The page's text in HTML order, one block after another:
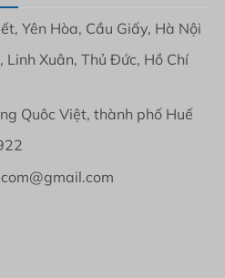
Yên Hòa, Cầu Giấy, Hà Nội
Xuân, Thủ Đức, Hồ Chí
Quôc Việt, thành phố Huế